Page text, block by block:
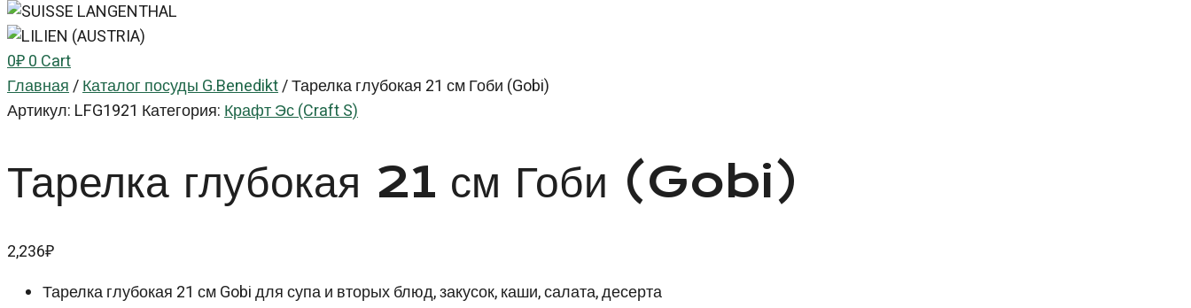
0₽0Cart
Главная/Каталог посуды G.Benedikt/Тарелка глубокая 21 см Гоби (Gobi)
Артикул: LFG1921 Категория:Крафт Эс (Craft S)
Тарелка глубокая 21 см Гоби (Gobi)
2,236₽
Тарелка глубокая 21 см Gobi для супа и вторых блюд, закусок, каши, салата, десерта